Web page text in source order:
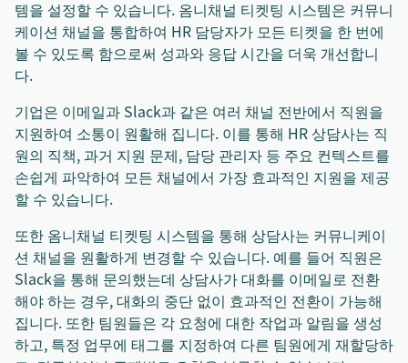
템을 설정할 수 있습니다. 옴니채널 티켓팅 시스템은 커뮤니
케이션 채널을 통합하여 HR 담당자가 모든 티켓을 한 번에
볼 수 있도록 함으로써 성과와 응답 시간을 더욱 개선합니
다.
기업은 이메일과 Slack과 같은 여러 채널 전반에서 직원을
지원하여 소통이 원활해 집니다. 이를 통해 HR 상담사는 직
원의 직책, 과거 지원 문제, 담당 관리자 등 주요 컨텍스트를
손쉽게 파악하여 모든 채널에서 가장 효과적인 지원을 제공
할 수 있습니다.
또한 옴니채널 티켓팅 시스템을 통해 상담사는 커뮤니케이
션 채널을 원활하게 변경할 수 있습니다. 예를 들어 직원은
Slack을 통해 문의했는데 상담사가 대화를 이메일로 전환
해야 하는 경우, 대화의 중단 없이 효과적인 전환이 가능해
집니다. 또한 팀원들은 각 요청에 대한 작업과 알림을 생성
하고, 특정 업무에 태그를 지정하여 다른 팀원에게 재할당하